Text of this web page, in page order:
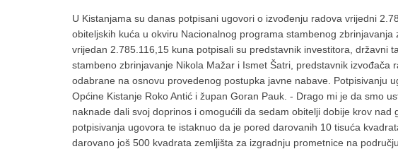
U Kistanjama su danas potpisani ugovori o izvođenju radova vrijedni
obiteljskih kuća u okviru Nacionalnog programa stambenog
vrijedan 2.785.116,15 kuna potpisali su predstavnik investitora, državni
stambeno zbrinjavanje Nikola Mažar i Ismet Šatri, predstavnik izvođača
odabrane na osnovu provedenog postupka javne nabave. Potpisivanju
Općine Kistanje Roko Antić i župan Goran Pauk. - Drago mi je da smo
naknade dali svoj doprinos i omogućili da sedam obitelji dobije krov
potpisivanja ugovora te istaknuo da je pored darovanih 10 tisuća
darovano još 500 kvadrata zemljišta za izgradnju prometnice na